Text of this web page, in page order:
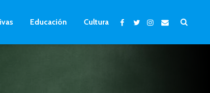
Educación Cultura